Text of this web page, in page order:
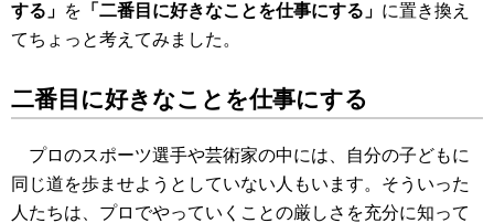
する」 を 「二番目に好きなことを仕事にする」 に置き換え
てちょっと考えてみました。
二番目に好きなことを仕事にする
プロのスポーツ選手や芸術家の中には、自分の子どもに
同じ道を歩ませようとしていない人もいます。そういった
人たちは、プロでやっていくことの厳しさを充分に知って